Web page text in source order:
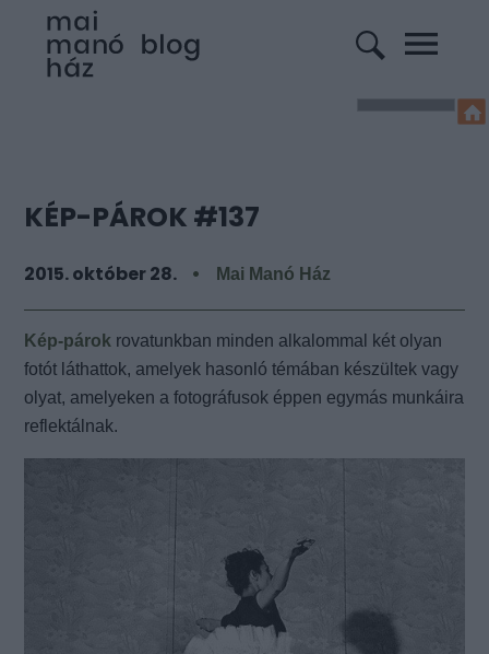
KÉP-PÁROK #137
2015. október 28. Mai Manó Ház
Kép-párok rovatunkban minden alkalommal két olyan
fotót láthattok, amelyek hasonló témában készültek vagy
olyat, amelyeken a fotográfusok éppen egymás munkáira
reflektálnak.